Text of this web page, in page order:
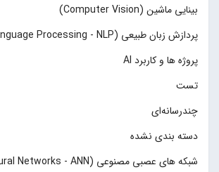
بینایی ماشین (Computer Vision)
پردازش زبان طبیعی (Natural Language Processing - NLP)
پروژه ها و کاربرد AI
تست
چند‌‌رسانه‌ای
دسته بندی نشده
شبکه های عصبی مصنوعی (Artificial Neural Networks - ANN)